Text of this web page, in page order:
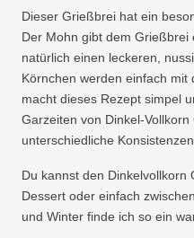
Dieser Grießbrei hat ein
Der Mohn gibt dem Grießbrei
natürlich einen leckeren,
Körnchen werden einfach
macht dieses Rezept simpel
Garzeiten von Dinkel-
unterschiedliche Konsistenzen.
Du kannst den
Dessert oder einfach
und Winter finde ich so ein